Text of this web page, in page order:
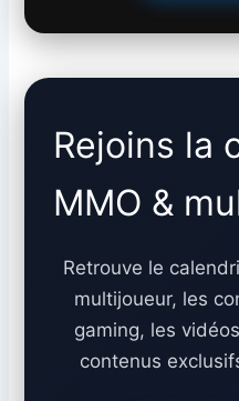
Rejoins la
MMO &
Retrouve le
multijoueur, les
gaming, les
contenus